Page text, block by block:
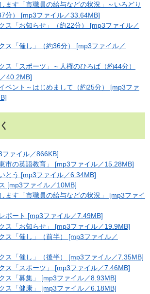
ます「市職員の給与などの状況」～いろどり
分） [mp3ファイル／33.64MB]
ス「お知らせ」（約22分） [mp3ファイル／
ス「催し」（約36分） [mp3ファイル／
ス「スポーツ」～人権のひろば（約44分）
40.2MB]
ベント～はじめまして（約25分） [mp3ファ
ファイル／866KB]
市の英語教育」 [mp3ファイル／15.28MB]
とう [mp3ファイル／6.34MB]
[mp3ファイル／10MB]
ます「市職員の給与などの状況」 [mp3ファイ
ポート [mp3ファイル／7.49MB]
ス「お知らせ」 [mp3ファイル／19.9MB]
ス「催し」（前半） [mp3ファイル／
ス「催し」（後半） [mp3ファイル／7.35MB]
ス「スポーツ」 [mp3ファイル／7.46MB]
ス「募集」 [mp3ファイル／8.93MB]
ス「健康」 [mp3ファイル／6.18MB]